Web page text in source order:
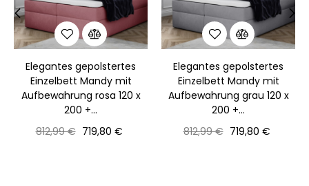
Elegantes gepolstertes
Einzelbett Mandy mit
Aufbewahrung rosa 120 x
200 +...
Normaler
812,99 € Preis
719,80 €
Elegantes gepolstertes
Einzelbett Mandy mit
Aufbewahrung grau 120 x
200 +...
Normaler
812,99 € Preis
719,80 €
‹ ›